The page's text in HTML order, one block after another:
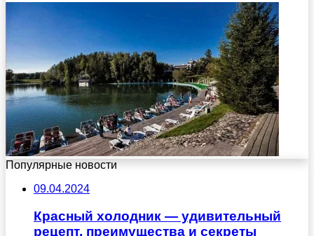
Популярные новости
09.04.2024
Красный холодник — удивительный
рецепт, преимущества и секреты